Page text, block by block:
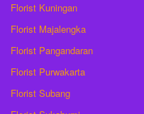
Florist Kuningan
Florist Majalengka
Florist Pangandaran
Florist Purwakarta
Florist Subang